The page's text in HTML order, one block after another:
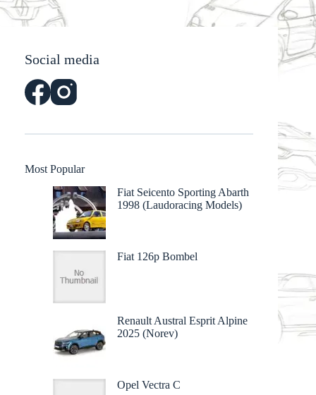
Social media
Most Popular
Fiat Seicento Sporting Abarth
1998 (Laudoracing Models)
Fiat 126p Bombel
Renault Austral Esprit Alpine
2025 (Norev)
Opel Vectra C